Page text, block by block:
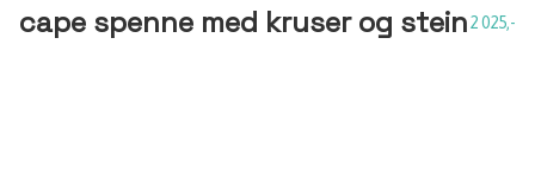
cape spenne med kruser og stein2 025,-